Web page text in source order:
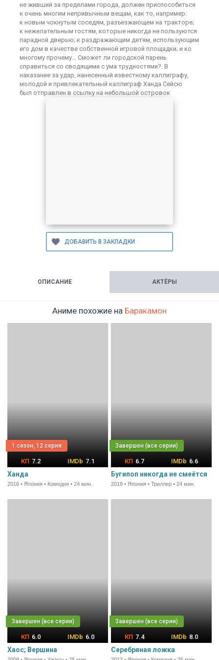
не живший за пределами города, должен приспособиться
к очень многим непривычным вещам, как то, например:
к новым чокнутым соседям, разъезжающем на тракторе;
к нежелательным гостям, которые никогда не пользуются
парадной дверью; к раздражающим детям, использующим
его дом в качестве собственной игровой площадки; и ко
многому прочему… Сможет ли городской парень
справиться со сводящими с ума трудностями?. В
наказание за удар, нанесенный известному каллиграфу,
молодой и привлекательный каллиграф Ханда Сейсю
был отправлен в ссылку на небольшой островок
ОПИСАНИЕ АКТЁРЫ
Аниме похожие на Баракамон
1 сезон, 12 серия
7.2 7.1
Ханда
2016 • Япония • Комедия • 24 мин.
6.7 6.6
Бугипоп никогда не смеётся
2019 • Япония • Триллер • 24 мин.
6.0 6.0
Хаос; Вершина
7.4 8.0
Серебряная ложка